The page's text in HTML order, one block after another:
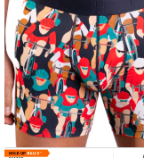
PODLE CENY